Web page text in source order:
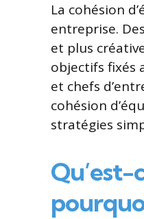
La cohésion
entreprise.
et plus
objectifs fixés
et chefs
cohésion
stratégies
Qu’est-